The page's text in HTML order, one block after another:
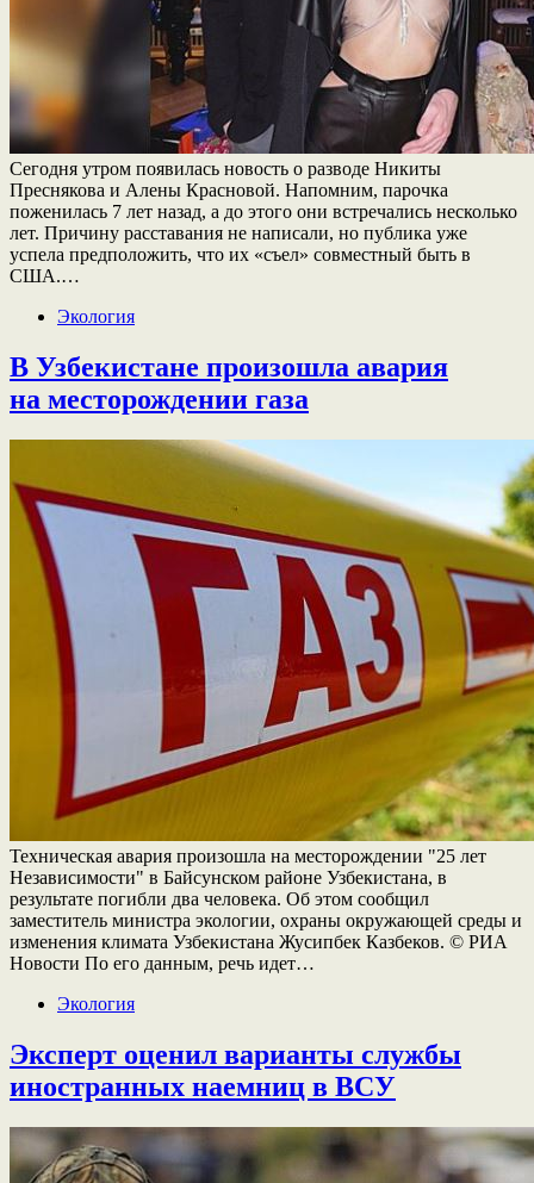
Сегодня утром появилась новость о разводе Никиты
Преснякова и Алены Красновой. Напомним, парочка
поженилась 7 лет назад, а до этого они встречались несколько
лет. Причину расставания не написали, но публика уже
успела предположить, что их «съел» совместный быть в
США.…
Экология
В Узбекистане произошла авария
на месторождении газа
Техническая авария произошла на месторождении "25 лет
Независимости" в Байсунском районе Узбекистана, в
результате погибли два человека. Об этом сообщил
заместитель министра экологии, охраны окружающей среды и
изменения климата Узбекистана Жусипбек Казбеков. © РИА
Новости По его данным, речь идет…
Экология
Эксперт оценил варианты службы
иностранных наемниц в ВСУ